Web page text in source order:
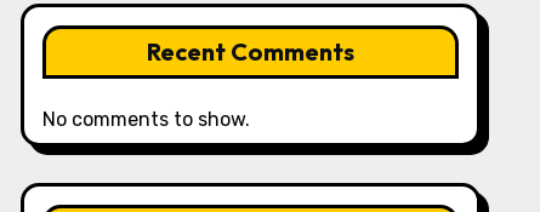
Recent Comments
No comments to show.